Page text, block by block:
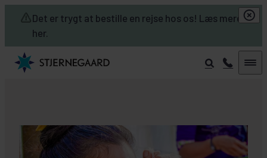
Det er trygt at bestille en rejse hos os! Læs mere
her.
Skip to main content